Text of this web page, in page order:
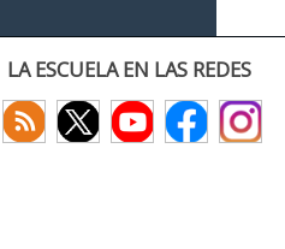
LA ESCUELA EN LAS REDES